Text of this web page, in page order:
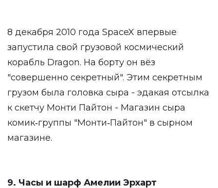
8 декабря 2010 года SpaceX впервые
запустила свой грузовой космический
корабль Dragon. На борту он вёз
"совершенно секретный". Этим секретным
грузом была головка сыра - эдакая отсылка
к скетчу Монти Пайтон - Магазин сыра
комик‑группы "Монти‑Пайтон" в сырном
магазине.
9. Часы и шарф Амелии Эрхарт